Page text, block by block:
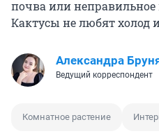
почва или неправильное
Кактусы не любят холод
Александра
Ведущий корреспондент
Комнатное растение